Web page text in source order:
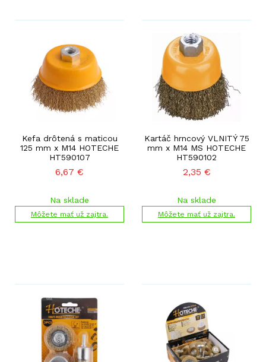
Kefa drôtená s maticou
125 mm x M14 HOTECHE
HT590107
6,67 €
Na sklade
Môžete mať už zajtra.
Kartáč hrncový VLNITÝ 75
mm x M14 MS HOTECHE
HT590102
2,35 €
Na sklade
Môžete mať už zajtra.